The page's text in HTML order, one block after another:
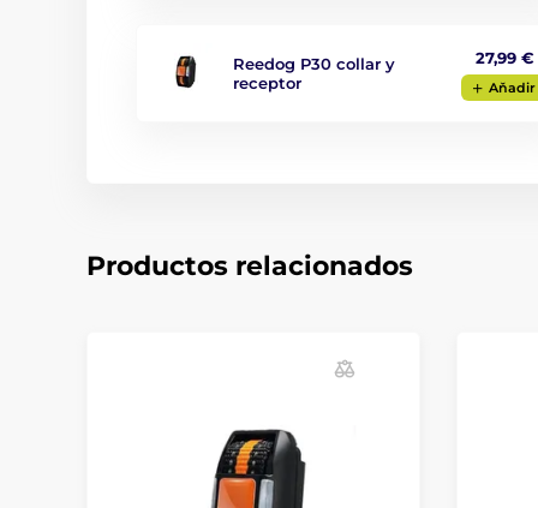
Reedog P30 collar y
receptor
27,99 €
Aňadir
Productos relacionados